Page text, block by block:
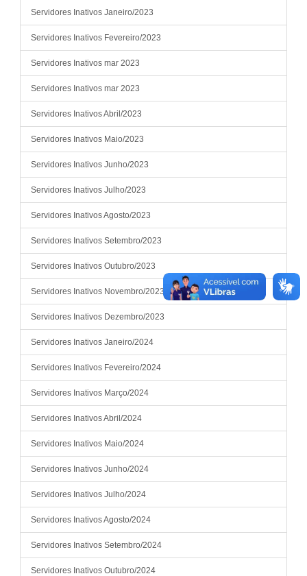
Servidores Inativos Janeiro/2023
Servidores Inativos Fevereiro/2023
Servidores Inativos mar 2023
Servidores Inativos mar 2023
Servidores Inativos Abril/2023
Servidores Inativos Maio/2023
Servidores Inativos Junho/2023
Servidores Inativos Julho/2023
Servidores Inativos Agosto/2023
Servidores Inativos Setembro/2023
Servidores Inativos Outubro/2023
Servidores Inativos Novembro/2023
Servidores Inativos Dezembro/2023
Servidores Inativos Janeiro/2024
Servidores Inativos Fevereiro/2024
Servidores Inativos Março/2024
Servidores Inativos Abril/2024
Servidores Inativos Maio/2024
Servidores Inativos Junho/2024
Servidores Inativos Julho/2024
Servidores Inativos Agosto/2024
Servidores Inativos Setembro/2024
Servidores Inativos Outubro/2024